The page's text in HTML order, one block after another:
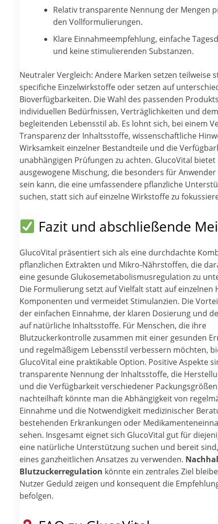
Relativ transparente Nennung der Mengen
den Vollformulierungen.
Klare Einnahmeempfehlung, einfache
und keine stimulierenden Substanzen.
Neutraler Vergleich: Andere Marken setzen teilweise
specifiche Einzelwirkstoffe oder setzen auf
Bioverfügbarkeiten. Die Wahl des passenden
individuellen Bedürfnissen, Verträglichkeiten und dem
begleitenden Lebensstil ab. Es lohnt sich, bei einem
Transparenz der Inhaltsstoffe, wissenschaftliche
Wirksamkeit einzelner Bestandteile und die
unabhängigen Prüfungen zu achten. GlucoVital bietet
ausgewogene Mischung, die besonders für
sein kann, die eine umfassendere pflanzliche
suchen, statt sich auf einzelne Wirkstoffe zu
Fazit und abschließende
GlucoVital präsentiert sich als eine durchdachte
pflanzlichen Extrakten und Mikro-Nährstoffen, die
eine gesunde Glukosemetabolismusregulation zu
Die Formulierung setzt auf Vielfalt statt auf einzelnen
Komponenten und vermeidet Stimulanzien. Die
der einfachen Einnahme, der klaren Dosierung und
auf natürliche Inhaltsstoffe. Für Menschen, die ihre
Blutzuckerkontrolle zusammen mit einer gesunden
und regelmäßigem Lebensstil verbessern möchten,
GlucoVital eine praktikable Option. Positive Aspekte
transparente Nennung der Inhaltsstoffe, die
und die Verfügbarkeit verschiedener
nachteilhaft könnte man die Abhängigkeit von
Einnahme und die Notwendigkeit medizinischer
bestehenden Erkrankungen oder
sehen. Insgesamt eignet sich GlucoVital gut für
eine natürliche Unterstützung suchen und bereit
eines ganzheitlichen Ansatzes zu verwenden.
Blutzuckerregulation könnte ein zentrales Ziel
Nutzer Geduld zeigen und konsequent die
befolgen.